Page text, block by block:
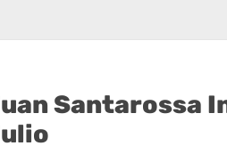
Santarossa